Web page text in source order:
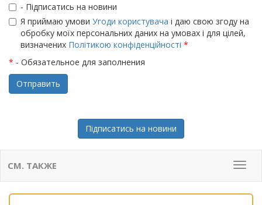
- Підписатись на новини
Я приймаю умови Угоди користувача і даю свою згоду на
обробку моїх персональних даних на умовах і для цілей,
визначених Політикою конфіденційності *
* - Обязательное для заполнения
Підписатись на новини
Меню
СМ. ТАКЖЕ